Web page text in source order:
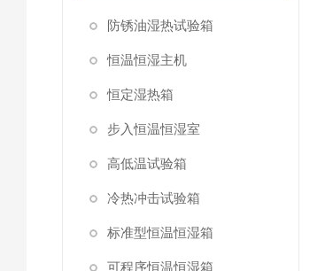
防锈油湿热试验箱
恒温恒湿主机
恒定湿热箱
步入恒温恒湿室
高低温试验箱
冷热冲击试验箱
标准型恒温恒湿箱
可程序恒温恒湿箱